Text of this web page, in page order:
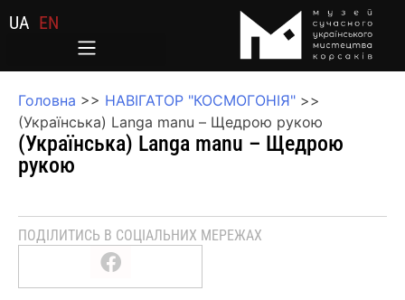
UA EN
Головна >> НАВІГАТОР "КОСМОГОНІЯ" >>
(Українська) Langa manu – Щедрою рукою
(Українська) Langa manu – Щедрою
рукою
ПОДІЛИТИСЬ В СОЦІАЛЬНИХ МЕРЕЖАХ